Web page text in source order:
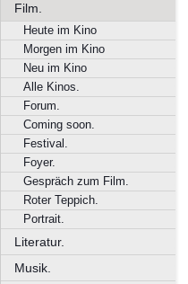
Film.
Heute im Kino
Morgen im Kino
Neu im Kino
Alle Kinos.
Forum.
Coming soon.
Festival.
Foyer.
Gespräch zum Film.
Roter Teppich.
Portrait.
Literatur.
Musik.